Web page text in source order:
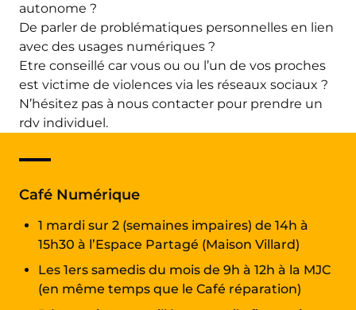
autonome ?
De parler de problématiques personnelles en lien
avec des usages numériques ?
Etre conseillé car vous ou ou l’un de vos proches
est victime de violences via les réseaux sociaux ?
N’hésitez pas à nous contacter pour prendre un
rdv individuel.
Café Numérique
1 mardi sur 2 (semaines impaires) de 14h à
15h30 à l’Espace Partagé (Maison Villard)
Les 1ers samedis du mois de 9h à 12h à la MJC
(en même temps que le Café réparation)